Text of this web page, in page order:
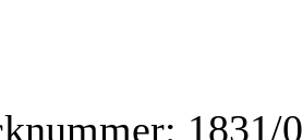
1831/